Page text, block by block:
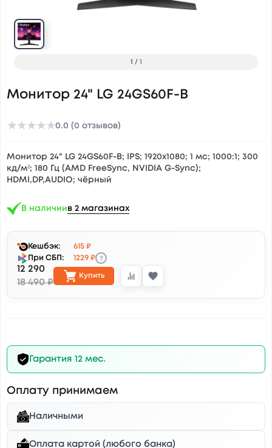
1 / 1
Монитор 24" LG 24GS60F-B
★★★★★0.0 (0 отзывов)
Монитор 24" LG 24GS60F-B; IPS; 1920x1080; 1 мс; 1000:1; 300
кд/м²; 180 Гц (AMD FreeSync, NVIDIA G-Sync);
HDMI,DP,AUDIO; чёрный
В наличиив 2 магазинах
Кешбэк:
615 ₽
При СБП:
1229 ₽ ?
12 290
18 490 ₽
Купить
Гарантия 12 мес.
Оплату принимаем
Наличными
Оплата картой (любого банка)